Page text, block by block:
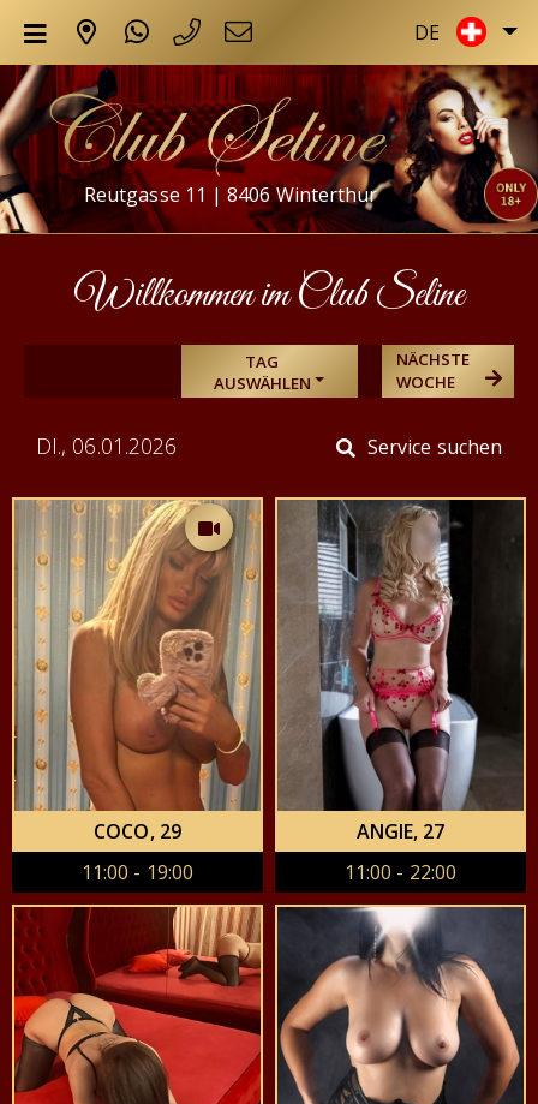
DE
Reutgasse 11 | 8406 Winterthur
Willkommen im Club Seline
TAG
AUSWÄHLEN
NÄCHSTE
WOCHE
DI., 06.01.2026 Service suchen
COCO, 29
11:00 - 19:00
ANGIE, 27
11:00 - 22:00